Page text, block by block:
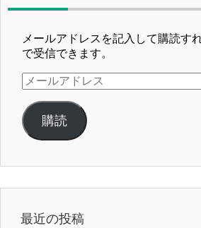
メールアドレスを記入して購読す
で受信できます。
メ
ー
ル
ア
ド
ス
購読
最近の投稿